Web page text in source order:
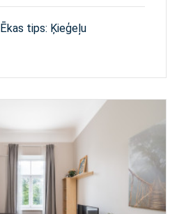
Ēkas tips: Ķieģeļu